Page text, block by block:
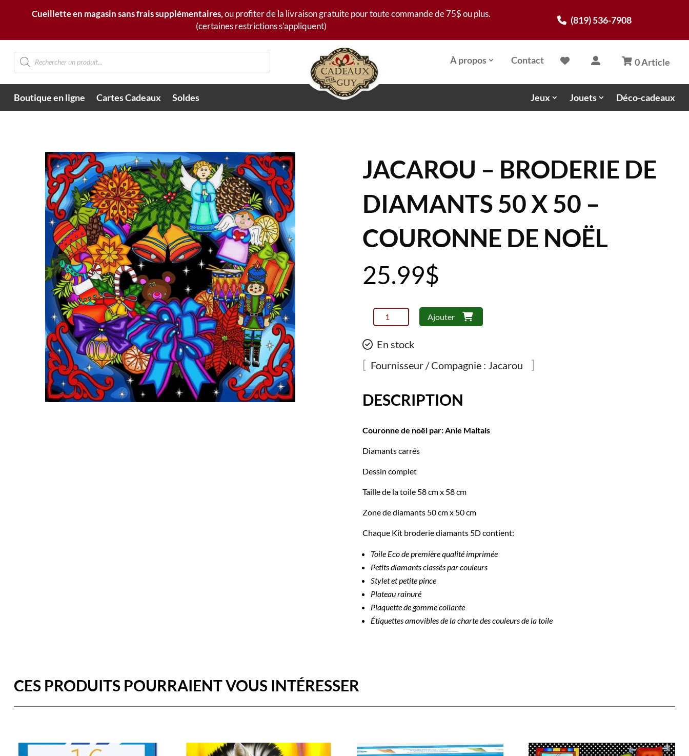
Cueillette en magasin sans frais supplémentaires,ou profiter de la livraison gratuite pour toute commande de 75$ ou plus.
(certaines restrictions s’appliquent)
(819) 536-7908
Recherche
de
produits
À propos Contact 0 Article
Boutique en ligne Cartes Cadeaux Soldes Jeux Jouets Déco-cadeaux
JACAROU – BRODERIE DE
DIAMANTS 50 X 50 –
COURONNE DE NOËL
25.99$
quantité
de
Broderie
50
Couronne
noël
Ajouter
En stock
Fournisseur / Compagnie : Jacarou
DESCRIPTION
Couronne de noël par: Anie Maltais
Diamants carrés
Dessin complet
Taille de la toile 58 cm x 58 cm
Zone de diamants 50 cm x 50 cm
Chaque Kit broderie diamants 5D contient:
Toile Eco de première qualité imprimée
Petits diamants classés par couleurs
Stylet et petite pince
Plateau rainuré
Plaquette de gomme collante
Étiquettes amovibles de la charte des couleurs de la toile
CES PRODUITS POURRAIENT VOUS INTÉRESSER